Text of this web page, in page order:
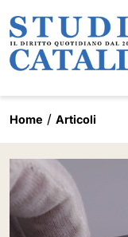
Home Articoli